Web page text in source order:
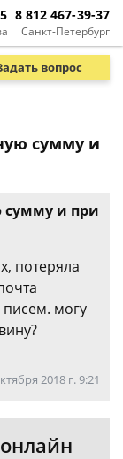
Санкт-Петербург
8 812 467-39-37
вопрос
сумму и
сумму и при
потеряла
писем. могу
2018 г. 9:21